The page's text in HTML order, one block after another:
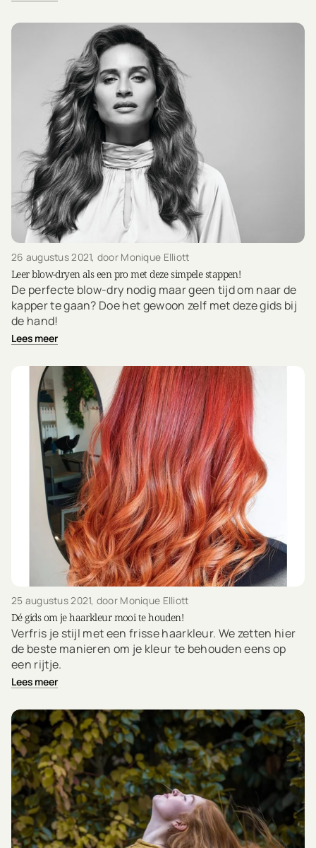
26 augustus 2021, door Monique Elliott
Leer blow-dryen als een pro met deze simpele stappen!
De perfecte blow-dry nodig maar geen tijd om naar de
kapper te gaan? Doe het gewoon zelf met deze gids bij
de hand!
Lees meer
25 augustus 2021, door Monique Elliott
Dé gids om je haarkleur mooi te houden!
Verfris je stijl met een frisse haarkleur. We zetten hier
de beste manieren om je kleur te behouden eens op
een rijtje.
Lees meer